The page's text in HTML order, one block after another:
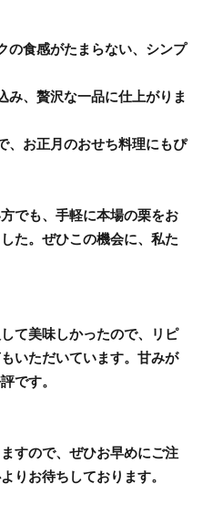
の食感がたまらない、シンプ
み、贅沢な一品に仕上がりま
、お正月のおせち料理にもぴ
でも、手軽に本場の栗をお
た。ぜひこの機会に、私た
て美味しかったので、リピ
いただいています。甘みが
です。
すので、ぜひお早めにご注
りお待ちしております。